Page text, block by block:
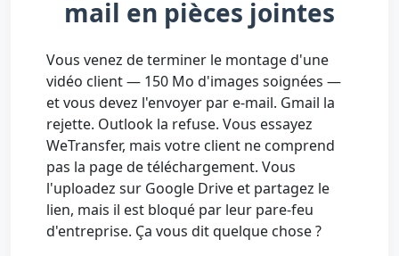
mail en pièces jointes
Vous venez de terminer le montage d'une
vidéo client — 150 Mo d'images soignées —
et vous devez l'envoyer par e-mail. Gmail la
rejette. Outlook la refuse. Vous essayez
WeTransfer, mais votre client ne comprend
pas la page de téléchargement. Vous
l'uploadez sur Google Drive et partagez le
lien, mais il est bloqué par leur pare-feu
d'entreprise. Ça vous dit quelque chose ?